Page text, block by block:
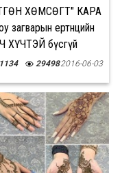
ХӨМСӨГТ" КАРА
загварын ертөнцийн
ХҮЧТЭЙ бүсгүй
1134 294982016-06-03